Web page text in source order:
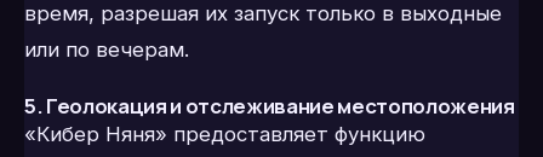
время, разрешая их запуск только в выходные
или по вечерам.
5. Геолокация и отслеживание местоположения
«Кибер Няня» предоставляет функцию